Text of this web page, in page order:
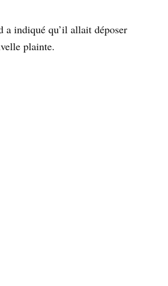
a indiqué qu’il allait déposer
plainte.